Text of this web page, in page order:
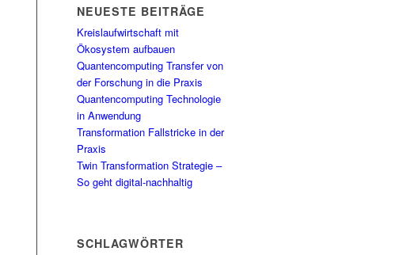
NEUESTE BEITRÄGE
Kreislaufwirtschaft mit
Ökosystem aufbauen
Quantencomputing Transfer von
der Forschung in die Praxis
Quantencomputing Technologie
in Anwendung
Transformation Fallstricke in der
Praxis
Twin Transformation Strategie –
So geht digital-nachhaltig
SCHLAGWÖRTER